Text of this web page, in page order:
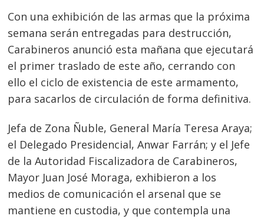
Con una exhibición de las armas que la próxima
semana serán entregadas para destrucción,
Carabineros anunció esta mañana que ejecutará
el primer traslado de este año, cerrando con
ello el ciclo de existencia de este armamento,
para sacarlos de circulación de forma definitiva.
Jefa de Zona Ñuble, General María Teresa Araya;
el Delegado Presidencial, Anwar Farrán; y el Jefe
de la Autoridad Fiscalizadora de Carabineros,
Mayor Juan José Moraga, exhibieron a los
medios de comunicación el arsenal que se
mantiene en custodia, y que contempla una